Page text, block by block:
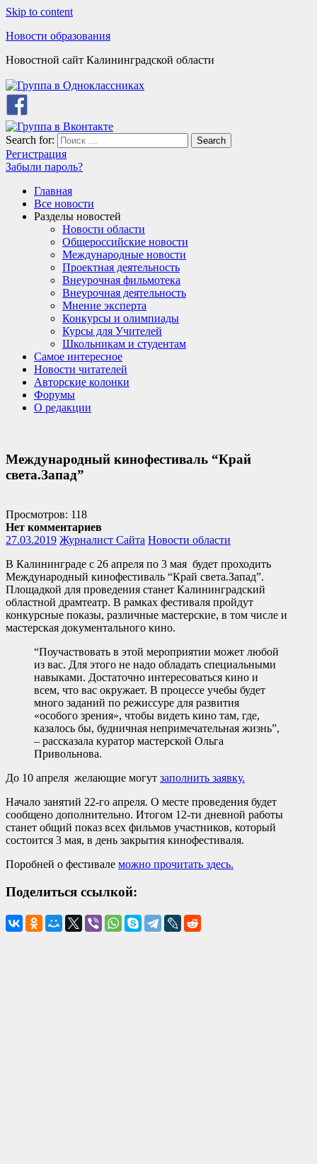
Skip to content
Новости образования
Новостной сайт Калининградской области
Search for: Search
Регистрация
Забыли пароль?
Главная
Все новости
Разделы новостей
Новости области
Общероссийские новости
Международные новости
Проектная деятельность
Внеурочная фильмотека
Внеурочная деятельность
Мнение эксперта
Конкурсы и олимпиады
Курсы для Учителей
Школьникам и студентам
Самое интересное
Новости читателей
Авторские колонки
Форумы
О редакции
Международный кинофестиваль “Край
света.Запад”
Просмотров: 118
Нет комментариев
27.03.2019 Журналист Сайта Новости области
В Калининграде с 26 апреля по 3 мая будет проходить
Международный кинофестиваль “Край света.Запад”.
Площадкой для проведения станет Калининградский
областной драмтеатр. В рамках фестиваля пройдут
конкурсные показы, различные мастерские, в том числе и
мастерская документального кино.
“Поучаствовать в этой мероприятии может любой
из вас. Для этого не надо обладать специальными
навыками. Достаточно интересоваться кино и
всем, что вас окружает. В процессе учебы будет
много заданий по режиссуре для развития
«особого зрения», чтобы видеть кино там, где,
казалось бы, будничная непримечательная жизнь”,
– рассказала куратор мастерской Ольга
Привольнова.
До 10 апреля желающие могут заполнить заявку.
Начало занятий 22-го апреля. О месте проведения будет
сообщено дополнительно. Итогом 12-ти дневной работы
станет общий показ всех фильмов участников, который
состоится 3 мая, в день закрытия кинофестиваля.
Поробней о фестивале можно прочитать здесь.
Поделиться ссылкой: